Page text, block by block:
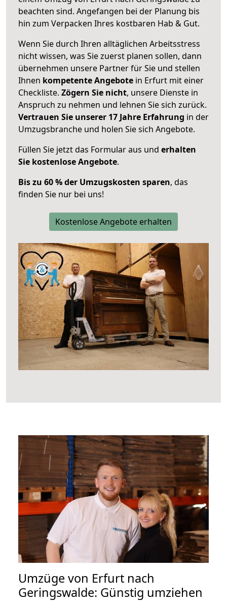
beachten sind. Angefangen bei der Planung bis
hin zum Verpacken Ihres kostbaren Hab & Gut.
Wenn Sie durch Ihren alltäglichen Arbeitsstress
nicht wissen, was Sie zuerst planen sollen, dann
übernehmen unsere Partner für Sie und stellen
Ihnen kompetente Angebote in Erfurt mit einer
Checkliste. Zögern Sie nicht, unsere Dienste in
Anspruch zu nehmen und lehnen Sie sich zurück.
Vertrauen Sie unserer 17 Jahre Erfahrung in der
Umzugsbranche und holen Sie sich Angebote.
Füllen Sie jetzt das Formular aus und erhalten
Sie kostenlose Angebote.
Bis zu 60 % der Umzugskosten sparen, das
finden Sie nur bei uns!
Kostenlose Angebote erhalten
Umzüge von Erfurt nach
Geringswalde: Günstig umziehen